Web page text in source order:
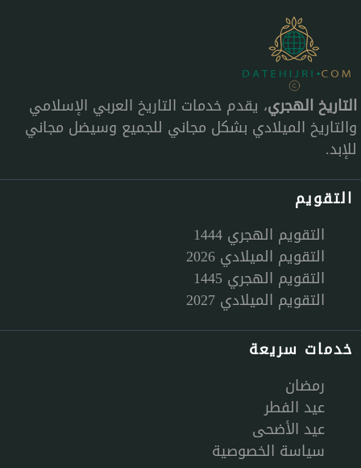
التاريخ الهجري، يقدم خدمات التاريخ العربي الإسلامي
والتاريخ الميلادي بشكل مجاني للجميع وسيضل مجاني
للإبد.
التقويم
التقويم الهجري 1444
التقويم الميلادي 2026
التقويم الهجري 1445
التقويم الميلادي 2027
خدمات سريعة
رمضان
عيد الفطر
عيد الأضحى
سياسة الخصوصية